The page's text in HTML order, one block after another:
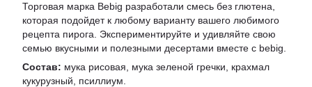
Торговая марка Bebig разработали смесь без глютена,
которая подойдет к любому варианту вашего любимого
рецепта пирога. Экспериментируйте и удивляйте свою
семью вкусными и полезными десертами вместе с bebig.
Состав: мука рисовая, мука зеленой гречки, крахмал
кукурузный, псиллиум.